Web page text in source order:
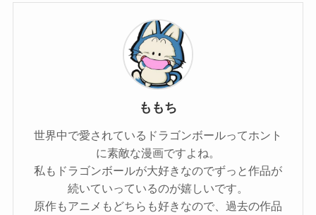
ももち
世界中で愛されているドラゴンボールってホント
に素敵な漫画ですよね。
私もドラゴンボールが大好きなのでずっと作品が
続いていっているのが嬉しいです。
原作もアニメもどちらも好きなので、過去の作品